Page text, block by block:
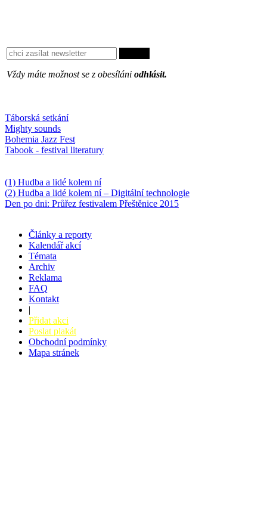
Vždy máte možnost se z obesíláni odhlásit.
Táborská setkání
Mighty sounds
Bohemia Jazz Fest
Tabook - festival literatury
(1) Hudba a lidé kolem ní
(2) Hudba a lidé kolem ní – Digitální technologie
Den po dni: Průřez festivalem Přeštěnice 2015
Články a reporty
Kalendář akcí
Témata
Archiv
Reklama
FAQ
Kontakt
|
Přidat akci
Poslat plakát
Obchodní podmínky
Mapa stránek